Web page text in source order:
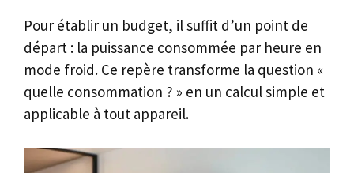
Pour établir un budget, il suffit d’un point de
départ : la puissance consommée par heure en
mode froid. Ce repère transforme la question «
quelle consommation ? » en un calcul simple et
applicable à tout appareil.